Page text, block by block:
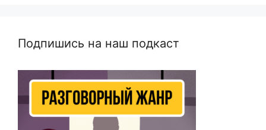
Подпишись на наш подкаст